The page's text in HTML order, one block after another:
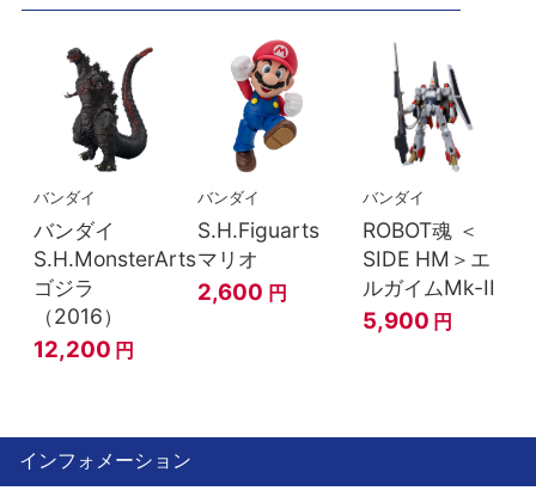
バンダイ
バンダイ
S.H.MonsterArts
ゴジラ
（2016）
12,200 円
バンダイ
S.H.Figuarts
マリオ
2,600 円
バンダイ
ROBOT魂 ＜
SIDE HM＞エ
ルガイムMk-II
5,900 円
インフォメーション